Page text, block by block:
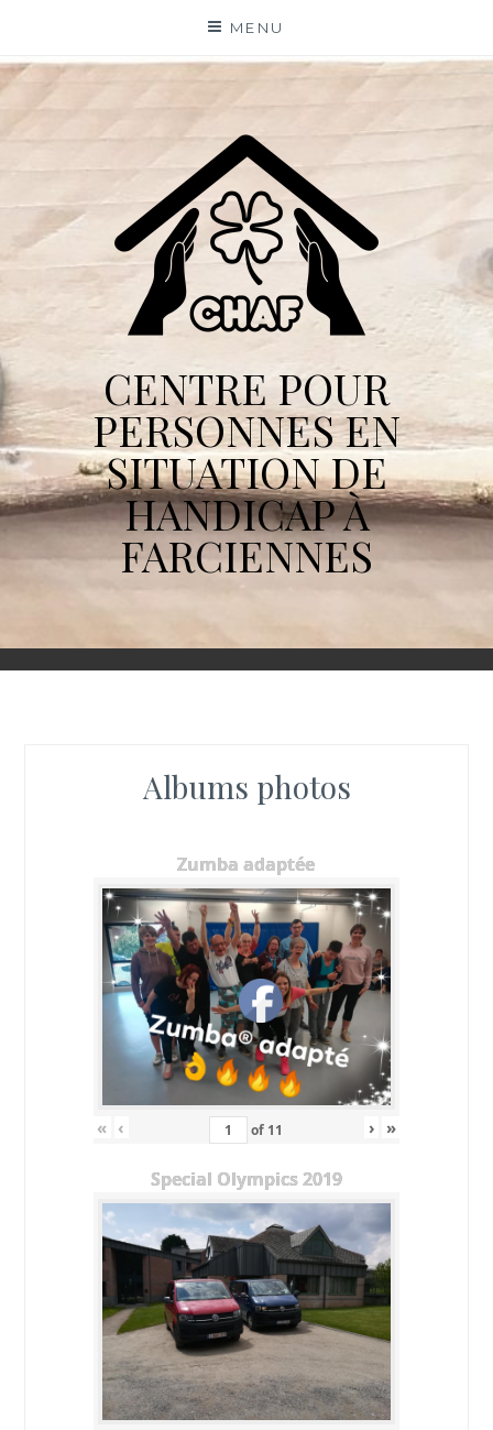
content
MENU
CENTRE POUR
PERSONNES EN
SITUATION DE
HANDICAP À
FARCIENNES
Albums photos
Zumba adaptée
« ‹ of 11 › »
Special Olympics 2019